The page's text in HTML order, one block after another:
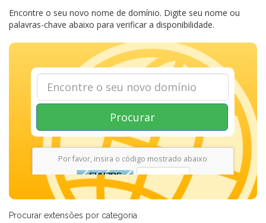
Encontre o seu novo nome de domínio. Digite seu nome ou
palavras-chave abaixo para verificar a disponibilidade.
Procurar
Por favor, insira o código mostrado abaixo
Procurar extensões por categoria